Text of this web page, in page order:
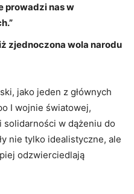
prowadzi nas w
zjednoczona wola narodu
jako jeden z głównych
I wojnie światowej,
solidarności w dążeniu do
nie tylko idealistyczne, ale
odzwierciedlają